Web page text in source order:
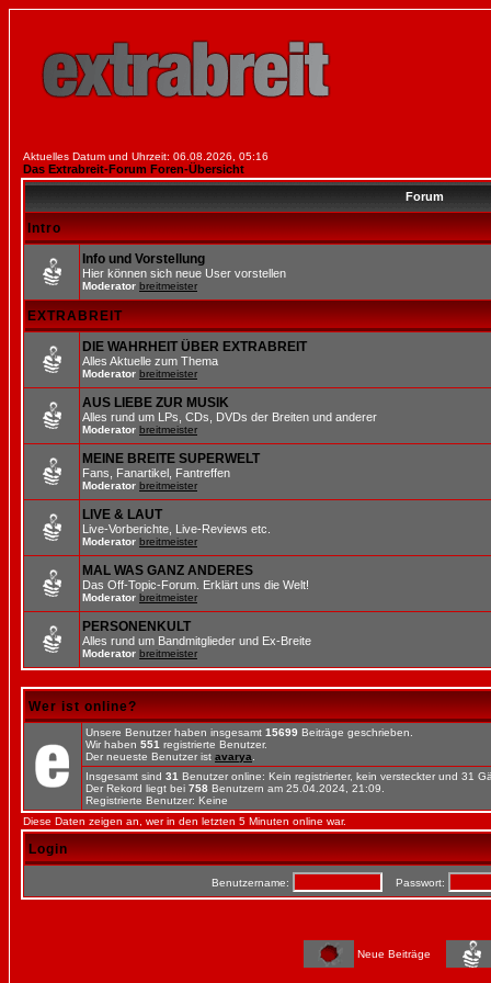
Aktuelles Datum und Uhrzeit: 06.08.2026, 05:16
Das Extrabreit-Forum Foren-Übersicht
Forum
Intro
Info und Vorstellung
Hier können sich neue User vorstellen
Moderator breitmeister
EXTRABREIT
DIE WAHRHEIT ÜBER EXTRABREIT
Alles Aktuelle zum Thema
Moderator breitmeister
AUS LIEBE ZUR MUSIK
Alles rund um LPs, CDs, DVDs der Breiten und anderer
Moderator breitmeister
MEINE BREITE SUPERWELT
Fans, Fanartikel, Fantreffen
Moderator breitmeister
LIVE & LAUT
Live-Vorberichte, Live-Reviews etc.
Moderator breitmeister
MAL WAS GANZ ANDERES
Das Off-Topic-Forum. Erklärt uns die Welt!
Moderator breitmeister
PERSONENKULT
Alles rund um Bandmitglieder und Ex-Breite
Moderator breitmeister
Wer ist online?
Unsere Benutzer haben insgesamt 15699 Beiträge geschrieben.
Wir haben 551 registrierte Benutzer.
Der neueste Benutzer ist avarya
Insgesamt sind 31 Benutzer online: Kein registrierter, kein versteckter und 31
Der Rekord liegt bei 758 Benutzern am 25.04.2024, 21:09.
Registrierte Benutzer: Keine
Diese Daten zeigen an, wer in den letzten 5 Minuten online war.
Login
Benutzername: Passwort:
Neue Beiträge